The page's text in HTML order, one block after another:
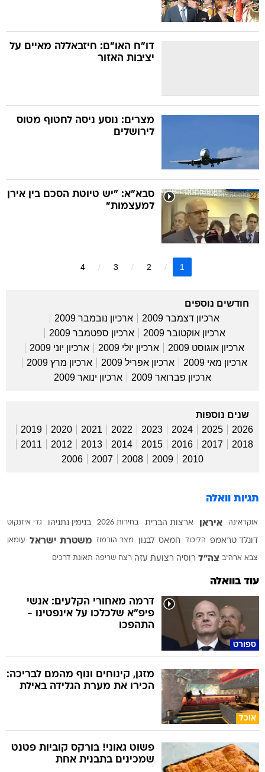
דו"ח האו"ם: חיזבאללה מאיים על
יציבות האזור
מצרים: נוסע ניסה לחטוף מטוס
לירושלים
סבא"א: "יש טיוטת הסכם בין אירן
למעצמות"
1
2
3
4
חודשים נוספים
ארכיון דצמבר 2009
ארכיון נובמבר 2009
ארכיון אוקטובר 2009
ארכיון ספטמבר 2009
ארכיון אוגוסט 2009
ארכיון יולי 2009
ארכיון יוני 2009
ארכיון מאי 2009
ארכיון אפריל 2009
ארכיון מרץ 2009
ארכיון פברואר 2009
ארכיון ינואר 2009
שנים נוספות
2026
2025
2024
2023
2022
2021
2020
2019
2018
2017
2016
2015
2014
2013
2012
2011
2010
2009
2008
2007
2006
תגיות וואלה
אוקראינה איראן ארצות הברית בחירות 2026 בנימין נתניהו גדי איזנקוט
דונלד טראמפ הליכוד חמאס לבנון מצר הורמוז משטרת ישראל עומאן
צבא ארה"ב צה"ל רוסיה רצועת עזה רצח שריפה תאונת דרכים
עוד בוואלה
ספורט
דרמה מאחורי הקלעים: אנשי
פיפ"א שלכלכו על אינפטינו -
התהפכו
אוכל
מזגן, קינוחים ונוף מהמם לבריכה:
הכירו את מערת הגלידה באילת
פשוט גאוני! בורקס קוביות פטנט
שמכינים בתבנית אחת